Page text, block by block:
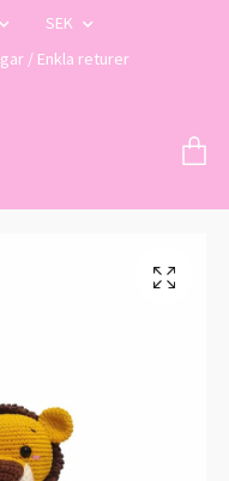
SEK
/ Enkla returer